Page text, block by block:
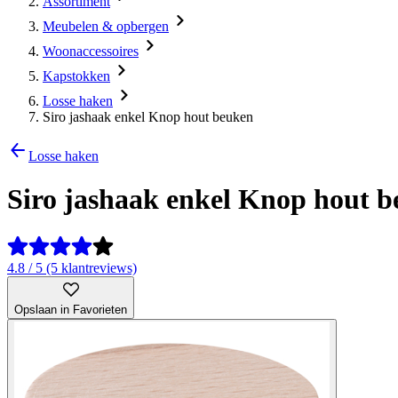
Meubelen & opbergen
Woonaccessoires
Kapstokken
Losse haken
Siro jashaak enkel Knop hout beuken
Losse haken
Siro jashaak enkel Knop hout
4.8 / 5 (5 klantreviews)
Opslaan in Favorieten